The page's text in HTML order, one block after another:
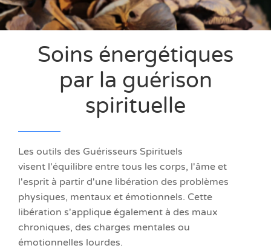
Soins énergétiques
par la guérison
spirituelle
Les outils des Guérisseurs Spirituels
visent l'équilibre entre tous les corps, l'âme et
l'esprit à partir d'une libération des problèmes
physiques, mentaux et émotionnels. Cette
libération s'applique également à des maux
chroniques, des charges mentales ou
émotionnelles lourdes.